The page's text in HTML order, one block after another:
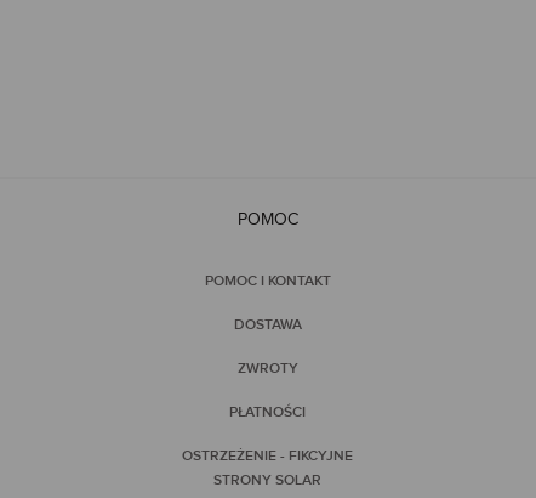
POMOC
POMOC I KONTAKT
DOSTAWA
ZWROTY
PŁATNOŚCI
OSTRZEŻENIE - FIKCYJNE
STRONY SOLAR